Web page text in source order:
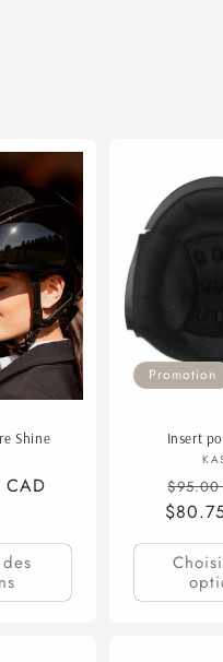
Shine
:
Promotion
Insert
Prix
$95.00